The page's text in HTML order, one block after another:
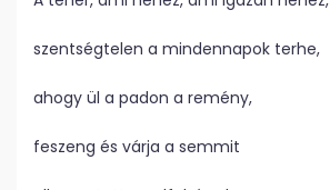
szentségtelen a mindennapok terhe,
ahogy ül a padon a remény,
feszeng és várja a semmit